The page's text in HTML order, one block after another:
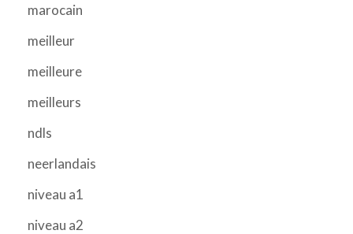
marocain
meilleur
meilleure
meilleurs
ndls
neerlandais
niveau a1
niveau a2